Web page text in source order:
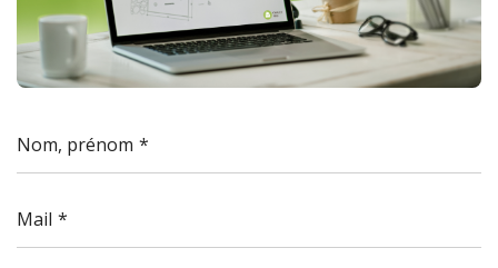
Nom, prénom
Mail